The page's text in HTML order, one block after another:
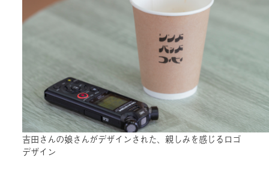
吉田さんの娘さんがデザインされた、親しみを感じるロゴ
デザイン